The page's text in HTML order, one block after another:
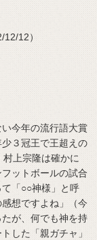
12）
今年の流行語大賞
３冠王で王超えの
上宗隆は確かに
ットボールの試合
「○○神様」と呼
想ですよね」（今
が、何でも神を持
した「親ガチャ」